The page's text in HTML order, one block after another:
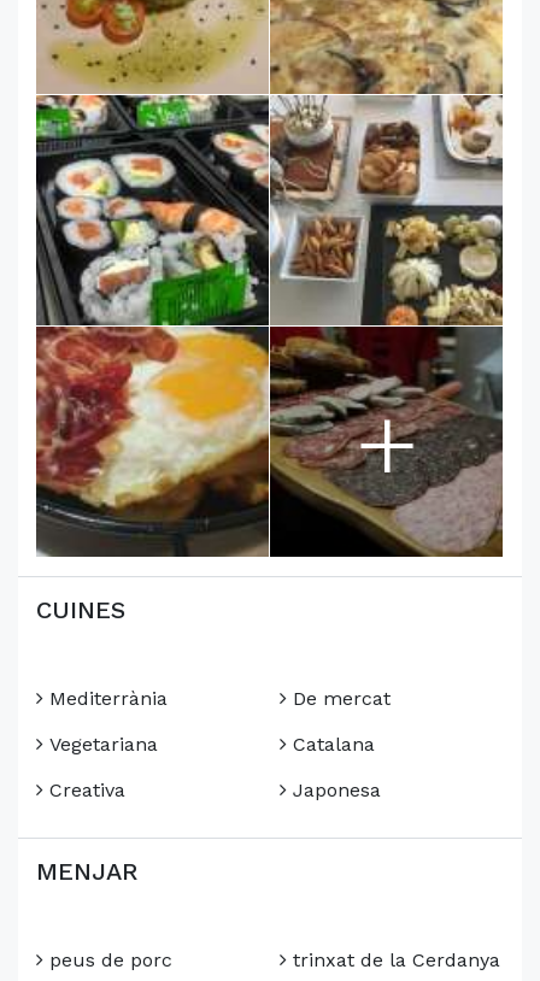
+
CUINES
Mediterrània
Vegetariana
Creativa
De mercat
Catalana
Japonesa
MENJAR
peus de porc
trinxat de la Cerdanya